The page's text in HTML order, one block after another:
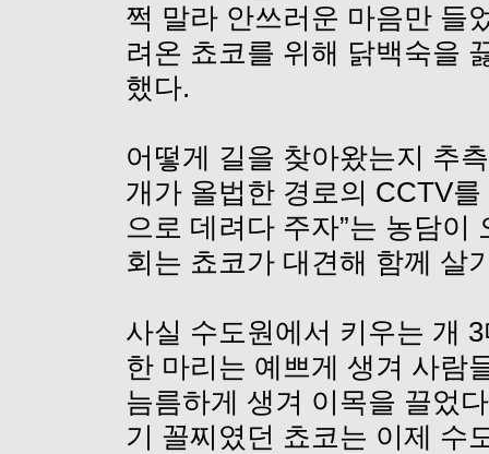
쩍 말라 안쓰러운 마음만 들
려온 쵸코를 위해 닭백숙을
했다.
어떻게 길을 찾아왔는지 추
개가 올법한 경로의 CCTV
으로 데려다 주자”는 농담이
회는 쵸코가 대견해 함께 살
사실 수도원에서 키우는 개
한 마리는 예쁘게 생겨 사람
늠름하게 생겨 이목을 끌었
기 꼴찌였던 쵸코는 이제 수